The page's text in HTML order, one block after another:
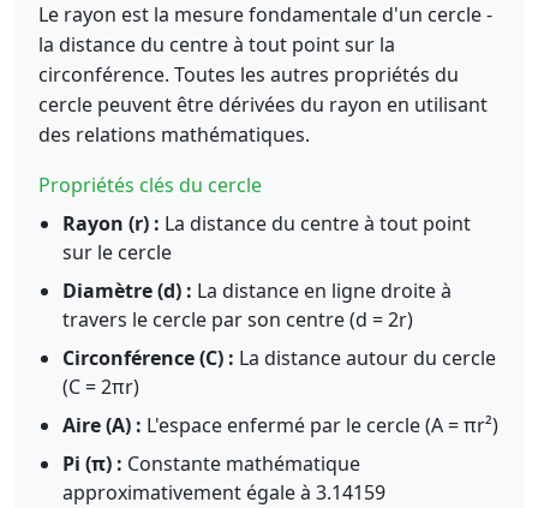
Le rayon est la mesure fondamentale d'un cercle -
la distance du centre à tout point sur la
circonférence. Toutes les autres propriétés du
cercle peuvent être dérivées du rayon en utilisant
des relations mathématiques.
Propriétés clés du cercle
Rayon (r) : La distance du centre à tout point
sur le cercle
Diamètre (d) : La distance en ligne droite à
travers le cercle par son centre (d = 2r)
Circonférence (C) : La distance autour du cercle
(C = 2πr)
Aire (A) : L'espace enfermé par le cercle (A = πr²)
Pi (π) : Constante mathématique
approximativement égale à 3.14159